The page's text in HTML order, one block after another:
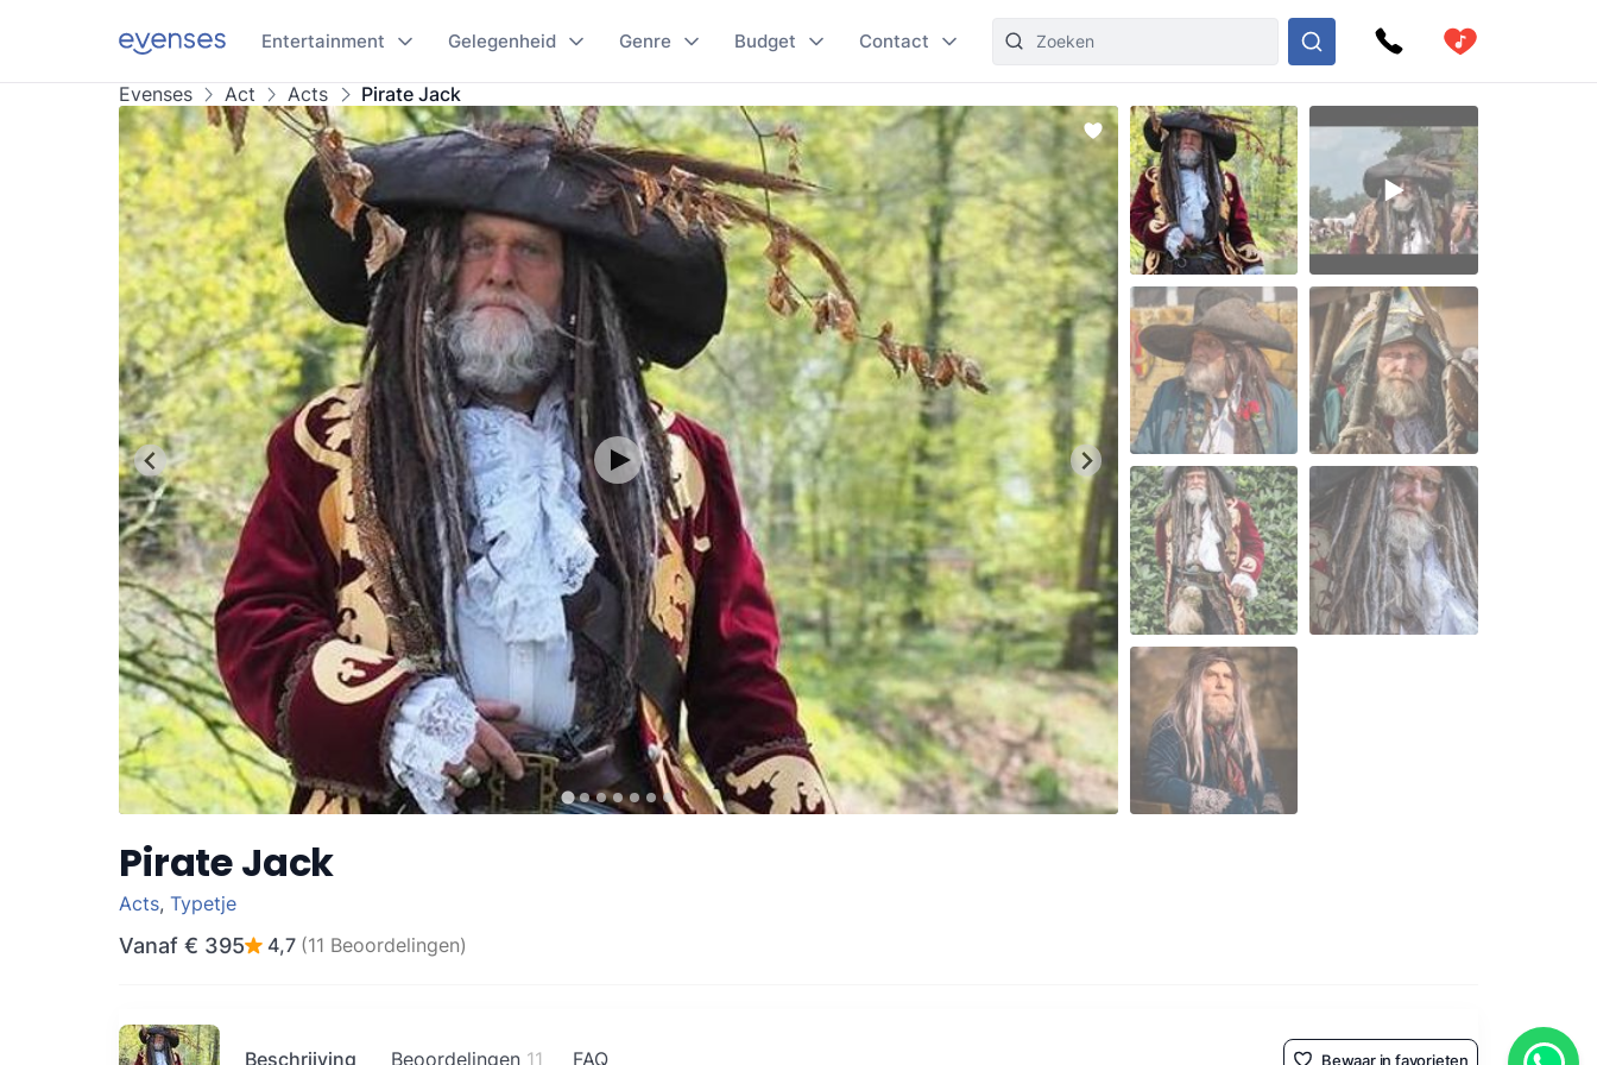
Entertainment Gelegenheid Genre Budget Contact
Evenses Act Acts Pirate Jack
Pirate Jack
Acts, Typetje
Vanaf € 395 4,7 (11 Beoordelingen)
Beschrijving Beoordelingen 11 FAQ Bewaar in favorieten